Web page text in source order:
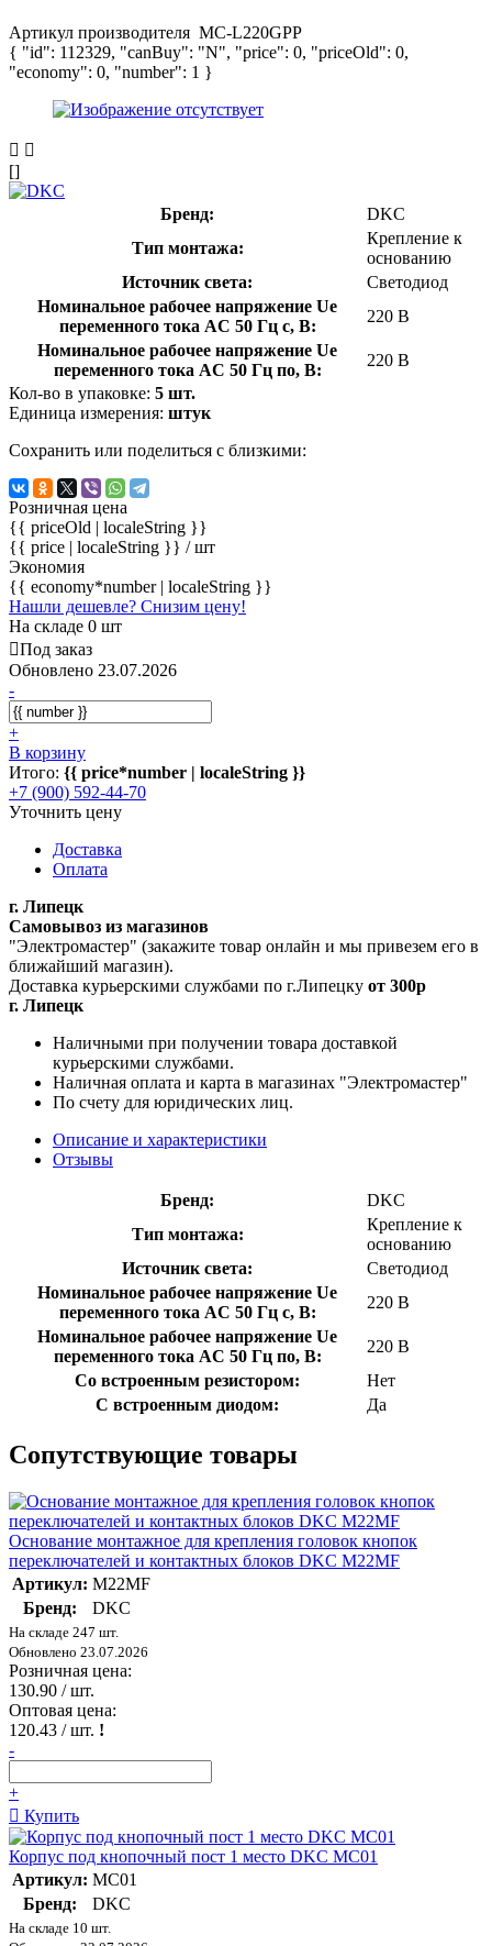
Артикул производителя MC-L220GPP
{ "id": 112329, "canBuy": "N", "price": 0, "priceOld": 0,
"economy": 0, "number": 1 }
[]
Бренд:
DKC
Тип монтажа:
Крепление к
основанию
Источник света:
Светодиод
Номинальное рабочее напряжение Ue
переменного тока AC 50 Гц с, В:
220 В
Номинальное рабочее напряжение Ue
переменного тока AC 50 Гц по, В:
220 В
Кол-во в упаковке: 5 шт.
Единица измерения: штук
Сохранить или поделиться с близкими:
Розничная цена
{{ priceOld | localeString }}
{{ price | localeString }} / шт
Экономия
{{ economy*number | localeString }}
Нашли дешевле? Снизим цену!
На складе 0 шт
Под заказ
Обновлено 23.07.2026
-
+
В корзину
Итого: {{ price*number | localeString }}
+7 (900) 592-44-70
Уточнить цену
Доставка
Оплата
г. Липецк
Самовывоз из магазинов
"Электромастер" (закажите товар онлайн и мы привезем его в
ближайший магазин).
Доставка курьерскими службами по г.Липецку от 300р
г. Липецк
Наличными при получении товара доставкой
курьерскими службами.
Наличная оплата и карта в магазинах "Электромастер"
По счету для юридических лиц.
Описание и характеристики
Отзывы
Бренд:
DKC
Тип монтажа:
Крепление к
основанию
Источник света:
Светодиод
Номинальное рабочее напряжение Ue
переменного тока AC 50 Гц с, В:
220 В
Номинальное рабочее напряжение Ue
переменного тока AC 50 Гц по, В:
220 В
Со встроенным резистором:
Нет
С встроенным диодом:
Да
Сопутствующие товары
Основание монтажное для крепления головок кнопок
переключателей и контактных блоков DKC M22MF
Артикул: M22MF
Бренд:
DKC
На складе 247 шт.
Обновлено 23.07.2026
Розничная цена:
130.90 / шт.
Оптовая цена:
120.43 / шт. !
-
+
Купить
Корпус под кнопочный пост 1 место DKC MC01
Артикул: MC01
Бренд:
DKC
На складе 10 шт.